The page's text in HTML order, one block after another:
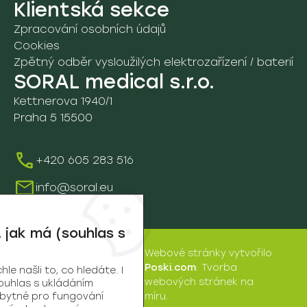
C. Sprchová lůžka a panely
4B. Nakládání s odpady
A. Nemocniční lůžka
B. Pečovatelská lůžka
C. Noční stolky
D. Ostatní
06. Léčba popálenin
A. Fluidní lůžko Sands
B. Fluidní lůžko Pearls
07. Ostatní pomůcky
7A. Fixační a ochranné pom.
08. Rehabilitace
9D. Vozíky
Údržba a servis
Školení
Klientská sekce
Zpracování osobních údajů
Cookies
Zpětný odběr vysloužilých elektrozařízení / baterií
SORAL medical s.r.o.
Kettnerova 1940/1
Praha 5 15500
+420 605 283 516
info@soral.eu
medical
s.r.o. | © 2026
Webové stránkyvytvořilo
Poski.com. Tvorba
webových stránek na
míru.
má (souhlas s
našli to, co hledáte. I
s ukládáním
pro fungování